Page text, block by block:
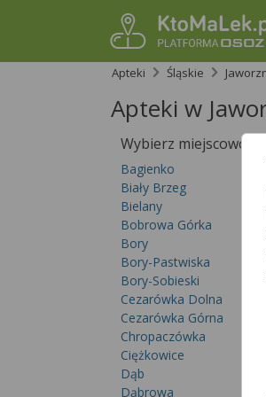
Apteki
Śląskie
Apteki w
Wybierz miejscowość
Bagienko
Biały Brzeg
Bielany
Bobrowa Górka
Bory
Bory-Pastwiska
Bory-Sobieski
Cezarówka Dolna
Cezarówka Górna
Chropaczówka
Ciężkowice
Dąb
Dąbrowa